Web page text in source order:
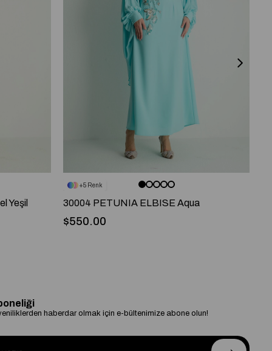
Yeşil
5
30004 PETUNIA ELBISE Aqua
$550.00
haberdar olmak için e-bültenimize abone olun!